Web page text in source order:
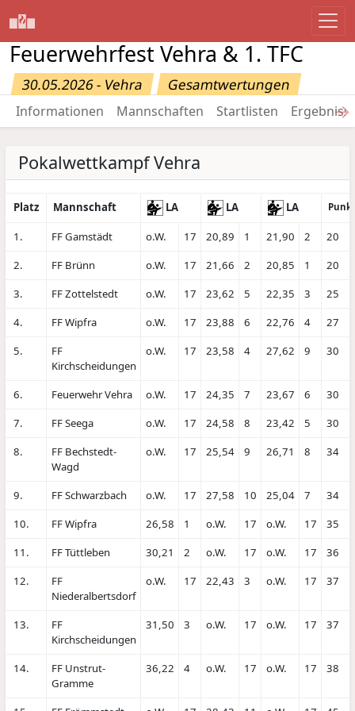
Feuerwehrfest Vehra & 1. TFC
30.05.2026 - Vehra Gesamtwertungen
Informationen Mannschaften Startlisten →
Pokalwettkampf Vehra
Platz Mannschaft LA LA LA
1. FF Gamstädt o.W. 17 20,89 1 21,90 2
20
2.
FF Brünn o.W. 17 21,66 2 20,85 1
20
3.
FF Zottelstedt o.W. 17 23,62 5 22,35 3
25
4.
FF Wipfra o.W. 17 23,88 6 22,76 4
27
5.
FF
Kirchscheidungen
o.W. 17 23,58 4 27,62 9 30
6. Feuerwehr Vehra o.W. 17 24,35 7 23,67 6
30
7.
FF Seega o.W. 17 24,58 8 23,42 5
30
8.
FF Bechstedt-
Wagd
o.W. 17 25,54 9 26,71 8 34
9. FF Schwarzbach o.W. 17 27,58 10 25,04 7
34
10.
FF Wipfra 26,58 1 o.W. 17 o.W. 17
35
11.
FF Tüttleben 30,21 2 o.W. 17 o.W. 17
36
12.
FF
Niederalbertsdorf
o.W. 17 22,43 3 o.W. 17 37
13.
FF
Kirchscheidungen
31,50 3 o.W. 17 o.W. 17 37
14.
FF Unstrut-
Gramme
36,22 4 o.W. 17 o.W. 17 38